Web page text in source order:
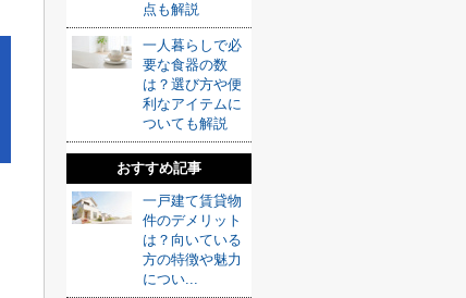
点も解説
一人暮らしで必
要な食器の数
は？選び方や便
利なアイテムに
ついても解説
おすすめ記事
一戸建て賃貸物
件のデメリット
は？向いている
方の特徴や魅力
につい...